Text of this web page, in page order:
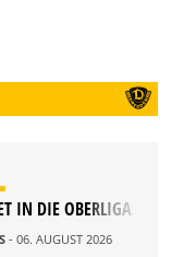
IN DIE OBERLIGA
- 06. AUGUST 2026